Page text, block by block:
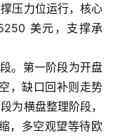
压力位运行，核心
美元，支撑承
。第一阶段为开盘
，缺口回补则走势
为横盘整理阶段，
，多空观望等待欧